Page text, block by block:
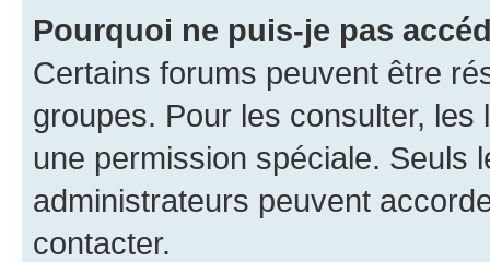
Pourquoi ne puis-je pas
Certains forums peuvent être
groupes. Pour les consulter,
une permission spéciale. Seuls
administrateurs peuvent
contacter.